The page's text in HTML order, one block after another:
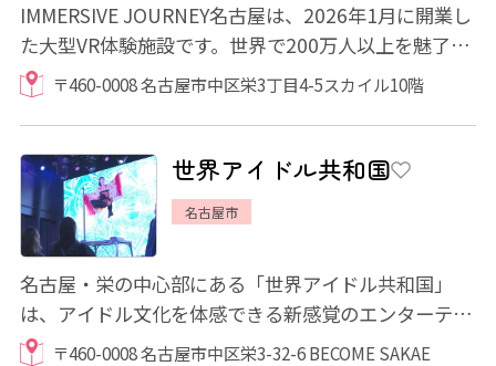
IMMERSIVE JOURNEY名古屋は、2026年1月に開業し
た大型VR体験施設です。世界で200万人以上を魅了
し、横浜でも話題となった大人気XR作品が楽しめま
す...
〒460-0008 名古屋市中区栄3丁目4-5スカイル10階
世界アイドル共和国
名古屋市
名古屋・栄の中心部にある「世界アイドル共和国」
は、アイドル文化を体感できる新感覚のエンターテイ
ンメントスポットです。 見るだけでなく、自...
〒460-0008 名古屋市中区栄3-32-6 BECOME SAKAE